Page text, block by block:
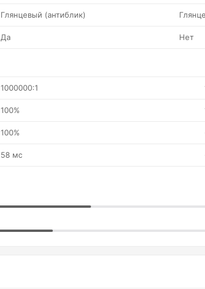
Глянцевый (антиблик)
Да Нет
1000000:1
100%
100%
58 мс